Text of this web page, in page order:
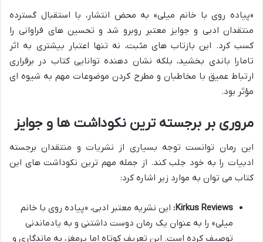
«پیاده روی با خانم میلی» به محض انتشار، با استقبال گسترده
منتقدان ادبی و جوایز معتبر روبرو شد و تحسین های فراوانی را
کسب کرد. این بازتاب های مثبت، نه تنها اعتبار بیشتری به اثر
تامارا باندی بخشید، بلکه نشان دهنده توانایی کتاب در برقراری
ارتباط عمیق با مخاطبان و مطرح کردن موضوعات مهم به شیوه ای
مؤثر بود.
مروری بر برجسته ترین نکوداشت ها و جوایز
این رمان توانست توجه بسیاری از نشریات و منتقدان برجسته
ادبیات را به خود جلب کند. از جمله مهم ترین نکوداشت های این
کتاب می توان به موارد زیر اشاره کرد:
Kirkus Reviews: این نشریه معتبر ادبی، «پیاده روی با خانم
میلی» را به عنوان یک رمان دوست داشتنی و به یادماندنی
توصیف کرده است. این تعریف کوتاه اما پرمغز، به ماندگاری و